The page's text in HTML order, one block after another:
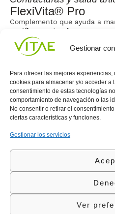
Gestionar
Para ofrecer las mejores
cookies para almacenar y/o acceder a
consentimiento de estas tecnologías
comportamiento de navegación o las
No consentir o retirar el
ciertas características y funciones.
Gestionar los servicios
Ver
FlexiVita® Pro
DESCUBRIR
Complemento que ayuda a
cartílagos y tendones.
Conocenos
Vitae
internaciona
Contacto
Área
de
de
©Vitae Health Innovation